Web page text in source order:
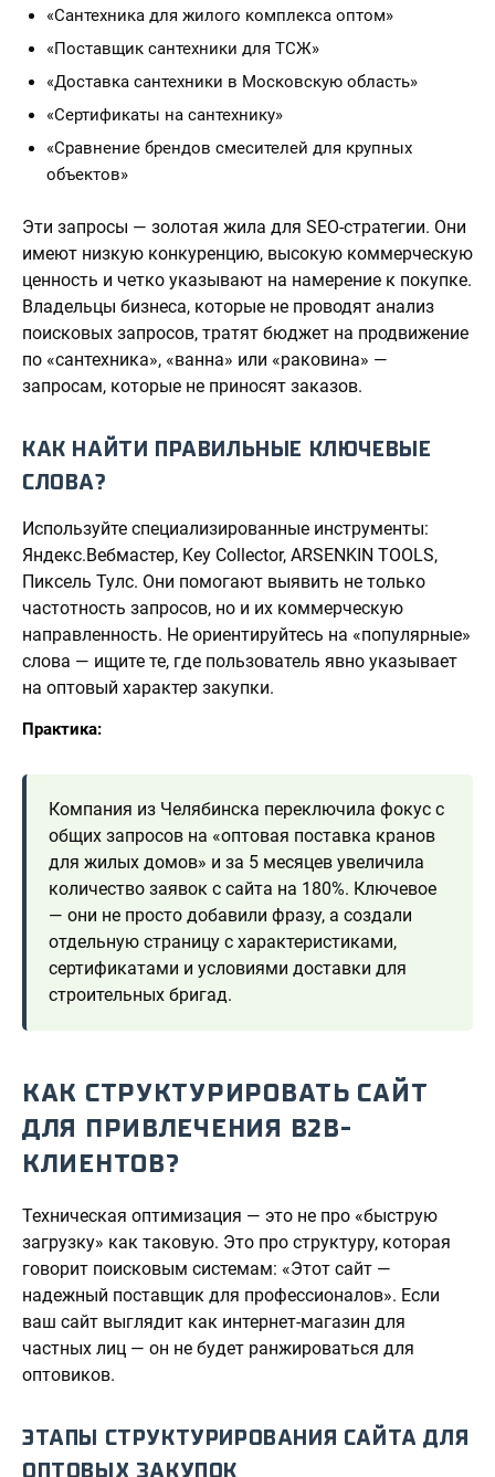
«Сантехника для жилого комплекса оптом»
«Поставщик сантехники для ТСЖ»
«Доставка сантехники в Московскую область»
«Сертификаты на сантехнику»
«Сравнение брендов смесителей для крупных
объектов»
Эти запросы — золотая жила для SEO-стратегии. Они
имеют низкую конкуренцию, высокую коммерческую
ценность и четко указывают на намерение к покупке.
Владельцы бизнеса, которые не проводят анализ
поисковых запросов, тратят бюджет на продвижение
по «сантехника», «ванна» или «раковина» —
запросам, которые не приносят заказов.
КАК НАЙТИ ПРАВИЛЬНЫЕ КЛЮЧЕВЫЕ
СЛОВА?
Используйте специализированные инструменты:
Яндекс.Вебмастер, Key Collector, ARSENKIN TOOLS,
Пиксель Тулс. Они помогают выявить не только
частотность запросов, но и их коммерческую
направленность. Не ориентируйтесь на «популярные»
слова — ищите те, где пользователь явно указывает
на оптовый характер закупки.
Практика:
Компания из Челябинска переключила фокус с
общих запросов на «оптовая поставка кранов
для жилых домов» и за 5 месяцев увеличила
количество заявок с сайта на 180%. Ключевое
— они не просто добавили фразу, а создали
отдельную страницу с характеристиками,
сертификатами и условиями доставки для
строительных бригад.
КАК СТРУКТУРИРОВАТЬ САЙТ
ДЛЯ ПРИВЛЕЧЕНИЯ B2B-
КЛИЕНТОВ?
Техническая оптимизация — это не про «быструю
загрузку» как таковую. Это про структуру, которая
говорит поисковым системам: «Этот сайт —
надежный поставщик для профессионалов». Если
ваш сайт выглядит как интернет-магазин для
частных лиц — он не будет ранжироваться для
оптовиков.
ЭТАПЫ СТРУКТУРИРОВАНИЯ САЙТА ДЛЯ
ОПТОВЫХ ЗАКУПОК